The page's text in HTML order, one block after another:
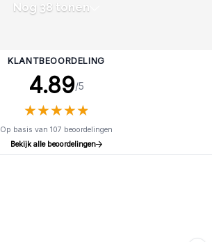
Nog 38 tonen
KLANTBEOORDELING
4.89/5
★★★★★
★★★★★
Op basis van 107 beoordelingen
Bekijk alle beoordelingen